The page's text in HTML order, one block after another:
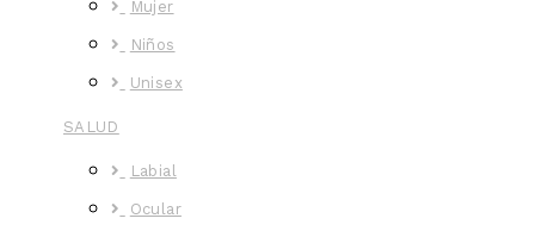
Mujer
Niños
Unisex
SALUD
Labial
Ocular